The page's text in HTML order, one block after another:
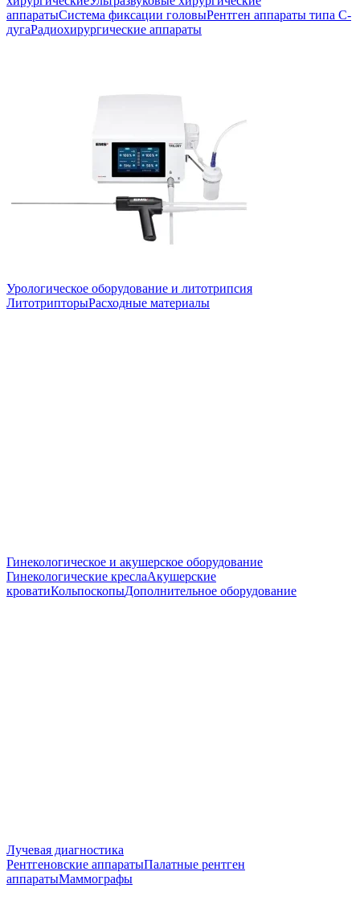
аппаратыСистема фиксации головыРентген аппараты типа С-
дугаРадиохирургические аппараты
Урологическое оборудование и литотрипсия
ЛитотрипторыРасходные материалы
Гинекологическое и акушерское оборудование
Гинекологические креслаАкушерские
кроватиКольпоскопыДополнительное оборудование
Лучевая диагностика
Рентгеновские аппаратыПалатные рентген
аппаратыМаммографы